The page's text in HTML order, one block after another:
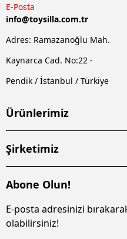
E-Posta
info@toysilla.com.tr
Adres: Ramazanoğlu Mah.
Kaynarca Cad. No:22 -
Pendik / İstanbul / Türkiye
Ürünlerimiz
Şirketimiz
Abone Olun!
E-posta adresinizi
olabilirsiniz!